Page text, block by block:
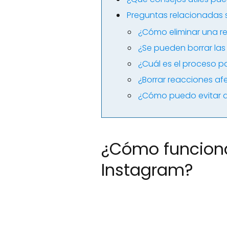
Preguntas relacionadas
¿Cómo eliminar una
¿Se pueden borrar
¿Cuál es el proceso
¿Borrar reacciones
¿Cómo puedo evitar
¿Cómo
Instagram?